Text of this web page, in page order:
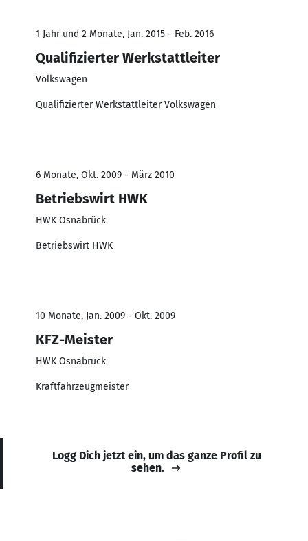
1 Jahr und 2 Monate, Jan. 2015 - Feb. 2016
Qualifizierter Werkstattleiter
Volkswagen
Qualifizierter Werkstattleiter Volkswagen
6 Monate, Okt. 2009 - März 2010
Betriebswirt HWK
HWK Osnabrück
Betriebswirt HWK
10 Monate, Jan. 2009 - Okt. 2009
KFZ-Meister
HWK Osnabrück
Kraftfahrzeugmeister
Logg Dich jetzt ein, um das ganze Profil zu
sehen.